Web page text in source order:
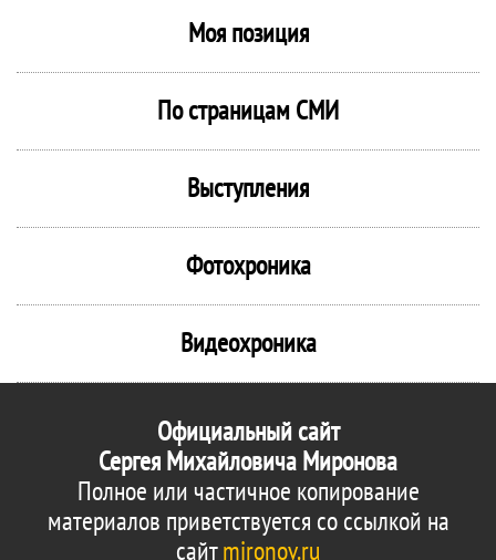
Моя позиция
По страницам СМИ
Выступления
Фотохроника
Видеохроника
Официальный сайт
Сергея Михайловича Миронова
Полное или частичное копирование
материалов приветствуется со ссылкой на
сайтmironov.ru